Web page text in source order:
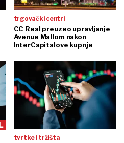
trgovački centri
CC Real preuzeo upravljanje
Avenue Mallom nakon
InterCapitalove kupnje
tvrtke i tržišta